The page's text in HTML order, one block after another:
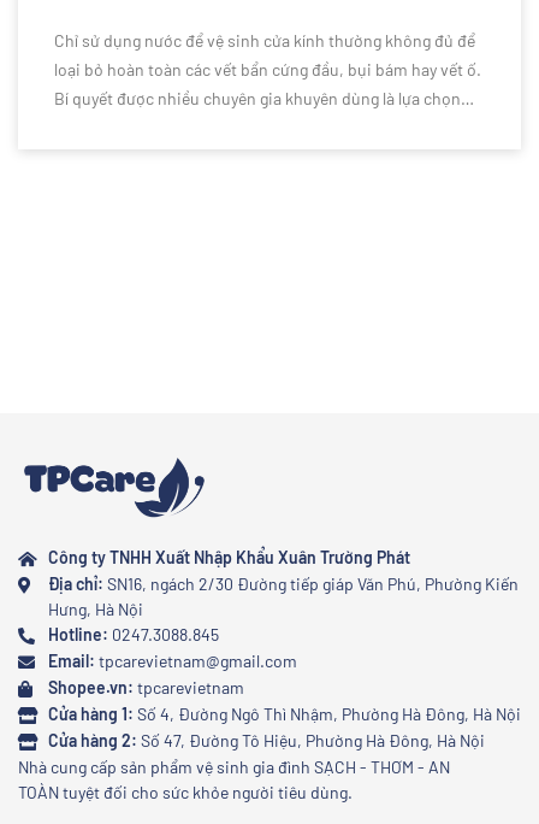
Chỉ sử dụng nước để vệ sinh cửa kính thường không đủ để
loại bỏ hoàn toàn các vết bẩn cứng đầu, bụi bám hay vết ố.
Bí quyết được nhiều chuyên gia khuyên dùng là lựa chọn
Công ty TNHH Xuất Nhập Khẩu Xuân Trường Phát
Địa chỉ: SN16, ngách 2/30 Đường tiếp giáp Văn Phú, Phường Kiến
Hưng, Hà Nội
Hotline: 0247.3088.845
Email: tpcarevietnam@gmail.com
Shopee.vn: tpcarevietnam
Cửa hàng 1: Số 4, Đường Ngô Thì Nhậm, Phường Hà Đông, Hà Nội
Cửa hàng 2: Số 47, Đường Tô Hiệu, Phường Hà Đông, Hà Nội
Nhà cung cấp sản phẩm vệ sinh gia đình SẠCH - THƠM - AN
TOÀN tuyệt đối cho sức khỏe người tiêu dùng.